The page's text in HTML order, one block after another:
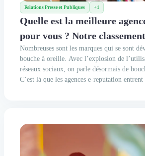
Relations Presse et Publiques +1
Quelle est la meilleure
pour vous ? Notre
Nombreuses sont les marques qui se sont
bouche à oreille. Avec l’explosion de
réseaux sociaux, on parle désormais de
C’est là que les agences e-reputation entrent